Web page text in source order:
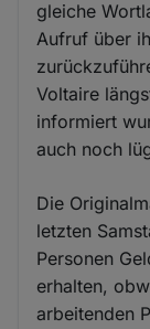
gleiche
Aufruf über
Voltaire
informiert
auch noch
Die
letzten
Personen
erhalten,
arbeitenden